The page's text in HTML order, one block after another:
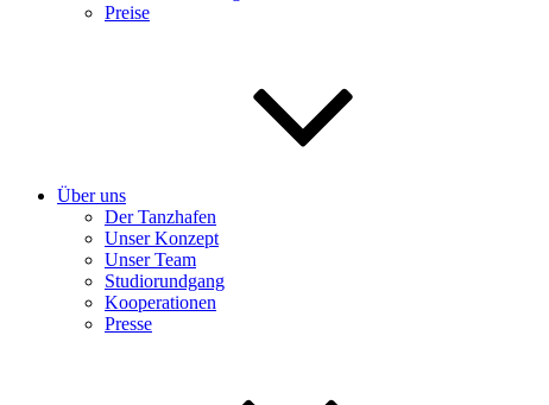
Preise
Über uns
Der Tanzhafen
Unser Konzept
Unser Team
Studiorundgang
Kooperationen
Presse